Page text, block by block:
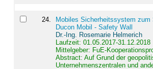
24.
Mobiles Sicherheitssystem
Ducon Mobil - Safety Wall
Dr.-Ing. Rosemarie Helmerich
Laufzeit: 01.05.2017-31.12.2018
Mittelgeber: FuE-
Abstract:Auf Grund der
Unternehmenszentralen und